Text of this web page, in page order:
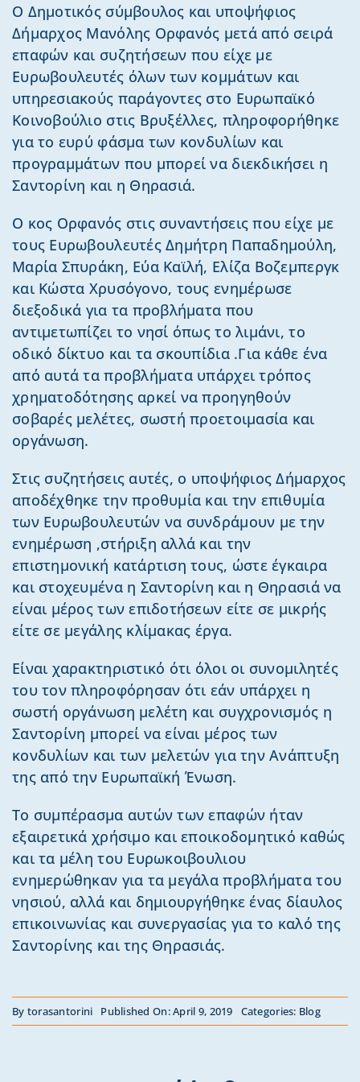
Ο Δημοτικός σύμβουλος και υποψήφιος
Δήμαρχος Μανόλης Ορφανός μετά από σειρά
επαφών και συζητήσεων που είχε με
Ευρωβουλευτές όλων των κομμάτων και
υπηρεσιακούς παράγοντες στο Ευρωπαϊκό
Κοινοβούλιο στις Βρυξέλλες, πληροφορήθηκε
για το ευρύ φάσμα των κονδυλίων και
προγραμμάτων που μπορεί να διεκδικήσει η
Σαντορίνη και η Θηρασιά.
Ο κος Ορφανός στις συναντήσεις που είχε με
τους Ευρωβουλευτές Δημήτρη Παπαδημούλη,
Μαρία Σπυράκη, Εύα Καϊλή, Ελίζα Βοζεμπεργκ
και Κώστα Χρυσόγονο, τους ενημέρωσε
διεξοδικά για τα προβλήματα που
αντιμετωπίζει το νησί όπως το λιμάνι, το
οδικό δίκτυο και τα σκουπίδια .Για κάθε ένα
από αυτά τα προβλήματα υπάρχει τρόπος
χρηματοδότησης αρκεί να προηγηθούν
σοβαρές μελέτες, σωστή προετοιμασία και
οργάνωση.
Στις συζητήσεις αυτές, ο υποψήφιος Δήμαρχος
αποδέχθηκε την προθυμία και την επιθυμία
των Ευρωβουλευτών να συνδράμουν με την
ενημέρωση ,στήριξη αλλά και την
επιστημονική κατάρτιση τους, ώστε έγκαιρα
και στοχευμένα η Σαντορίνη και η Θηρασιά να
είναι μέρος των επιδοτήσεων είτε σε μικρής
είτε σε μεγάλης κλίμακας έργα.
Είναι χαρακτηριστικό ότι όλοι οι συνομιλητές
του τον πληροφόρησαν ότι εάν υπάρχει η
σωστή οργάνωση μελέτη και συγχρονισμός η
Σαντορίνη μπορεί να είναι μέρος των
κονδυλίων και των μελετών για την Ανάπτυξη
της από την Ευρωπαϊκή Ένωση.
Το συμπέρασμα αυτών των επαφών ήταν
εξαιρετικά χρήσιμο και εποικοδομητικό καθώς
και τα μέλη του Ευρωκοιβουλιου
ενημερώθηκαν για τα μεγάλα προβλήματα του
νησιού, αλλά και δημιουργήθηκε ένας δίαυλος
επικοινωνίας και συνεργασίας για το καλό της
Σαντορίνης και της Θηρασιάς.
By torasantorini Published On: April 9, 2019 Categories: Blog